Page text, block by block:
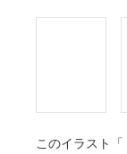
このイラスト「